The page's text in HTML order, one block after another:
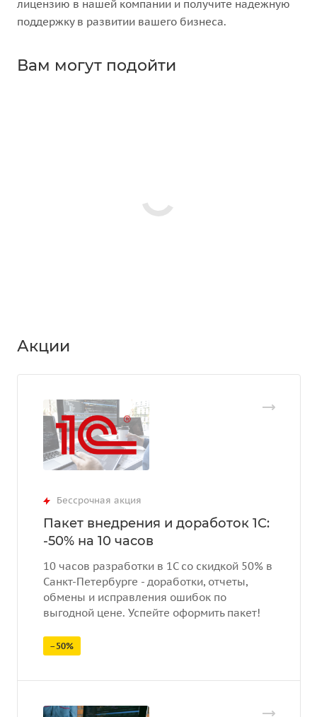
лицензию в нашей компании и получите надежную
поддержку в развитии вашего бизнеса.
Вам могут подойти
Акции
Бессрочная акция
Пакет внедрения и доработок 1С:
-50% на 10 часов
10 часов разработки в 1С со скидкой 50% в
Санкт-Петербурге - доработки, отчеты,
обмены и исправления ошибок по
выгодной цене. Успейте оформить пакет!
–50%